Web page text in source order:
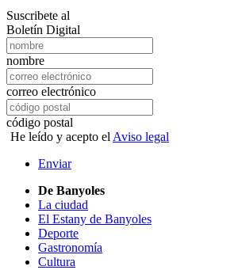
Suscribete al
Boletín Digital
nombre
correo electrónico
código postal
He leído y acepto el Aviso legal
Enviar
De Banyoles
La ciudad
El Estany de Banyoles
Deporte
Gastronomía
Cultura